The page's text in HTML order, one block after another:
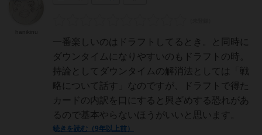
一番楽しいのはドラフトしてるとき。と同時に
ダウンタイムになりやすいのもドラフトの時。
持論としてダウンタイムの解消法としては「戦
略について話す」なのですが、ドラフトで得た
カードの内訳を口にすると興ざめする恐れがあ
るので基本やらないほうがいいと思います。
続きを読む（9年以上前）